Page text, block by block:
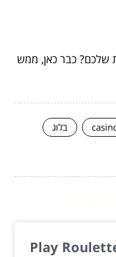
שלכם? כבר כאן, ממש
בלוג
Play